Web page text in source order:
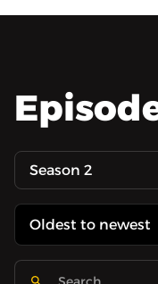
Season 2